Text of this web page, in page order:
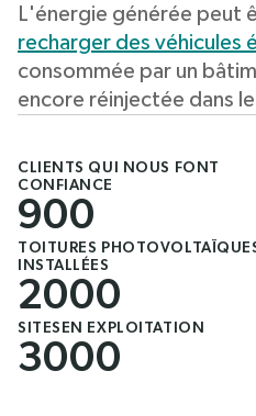
L'énergie générée peut
recharger des véhicules
consommée par un
encore réinjectée dans
CLIENTS QUI NOUS FONT
CONFIANCE
900
TOITURES
INSTALLÉES
2000
SITESEN EXPLOITATION
3000